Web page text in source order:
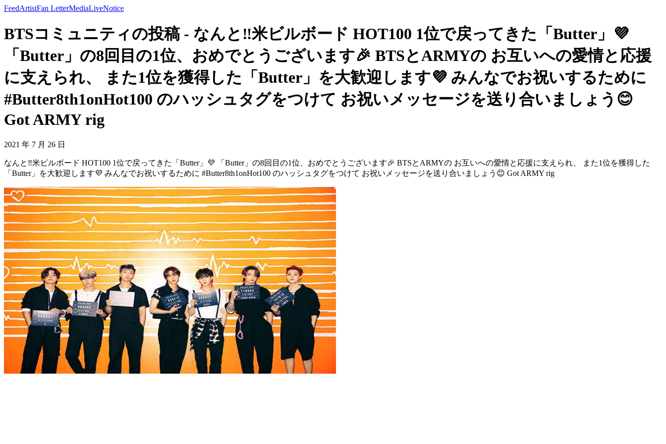
FeedArtistFan LetterMediaLiveNotice
BTSコミュニティの投稿 - なんと‼米ビルボード HOT100 1位で戻ってきた「Butter」💜
「Butter」の8回目の1位、おめでとうございます🎉 BTSとARMYの お互いへの愛情と応援
に支えられ、 また1位を獲得した「Butter」を大歓迎します💜 みんなでお祝いするために
#Butter8th1onHot100 のハッシュタグをつけて お祝いメッセージを送り合いましょう😊
Got ARMY rig
2021 年 7 月 26 日
なんと‼米ビルボード HOT100 1位で戻ってきた「Butter」💜 「Butter」の8回目の1位、おめでとうございます🎉 BTSとARMYの お互いへの愛情と応援に支えられ、 また1位を獲得した
「Butter」を大歓迎します💜 みんなでお祝いするために #Butter8th1onHot100 のハッシュタグをつけて お祝いメッセージを送り合いましょう😊 Got ARMY rig